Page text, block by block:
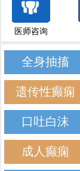
医师咨询
全身抽搐
遗传性癫痫
口吐白沫
成人癫痫